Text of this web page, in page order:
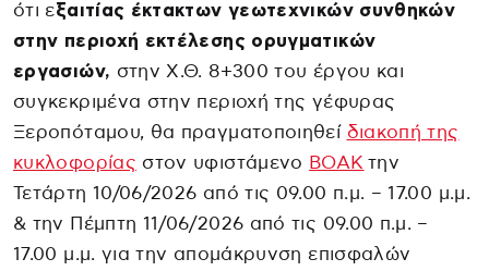
ότι εξαιτίας έκτακτων γεωτεχνικών συνθηκών
στην περιοχή εκτέλεσης ορυγματικών
εργασιών, στην Χ.Θ. 8+300 του έργου και
συγκεκριμένα στην περιοχή της γέφυρας
Ξεροπόταμου, θα πραγματοποιηθεί διακοπή της
κυκλοφορίας στον υφιστάμενο ΒΟΑΚ την
Τετάρτη 10/06/2026 από τις 09.00 π.μ. – 17.00 μ.μ.
& την Πέμπτη 11/06/2026 από τις 09.00 π.μ. –
17.00 μ.μ. για την απομάκρυνση επισφαλών